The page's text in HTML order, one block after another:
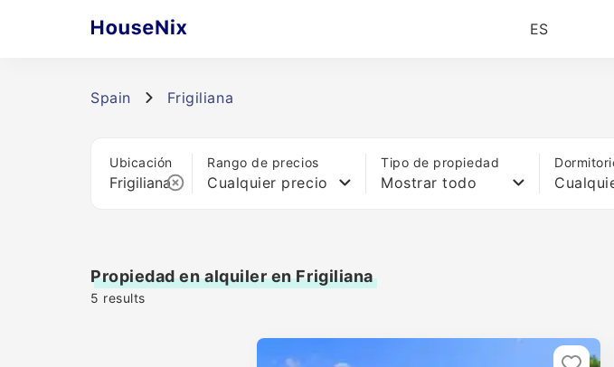
ES
Spain Frigiliana
Ubicación Rango de precios
Cualquier precio
Tipo de propiedad
Mostrar todo
Propiedad en alquiler en Frigiliana
5 results